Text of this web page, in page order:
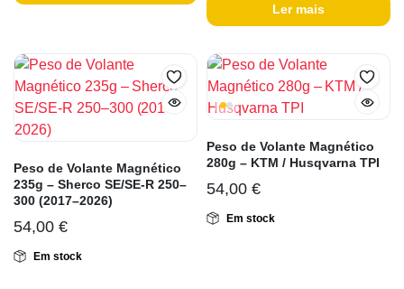
Ler mais
Peso de Volante Magnético
235g – Sherco SE/SE-R 250–
300 (2017–2026)
54,00 €
Em stock
Peso de Volante Magnético
280g – KTM / Husqvarna TPI
54,00 €
Em stock